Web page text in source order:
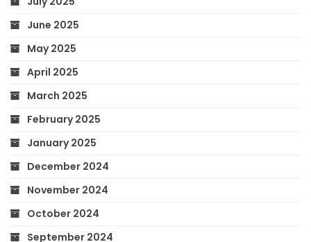
June 2025
May 2025
April 2025
March 2025
February 2025
January 2025
December 2024
November 2024
October 2024
September 2024